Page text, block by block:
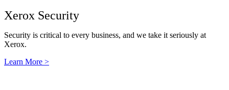
Xerox Security
Security is critical to every business, and we take it seriously at
Xerox.
Learn More >